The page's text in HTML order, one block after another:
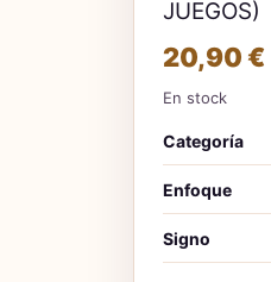
JUEGOS)
20,90 €
En stock
Categoría
Enfoque
Signo